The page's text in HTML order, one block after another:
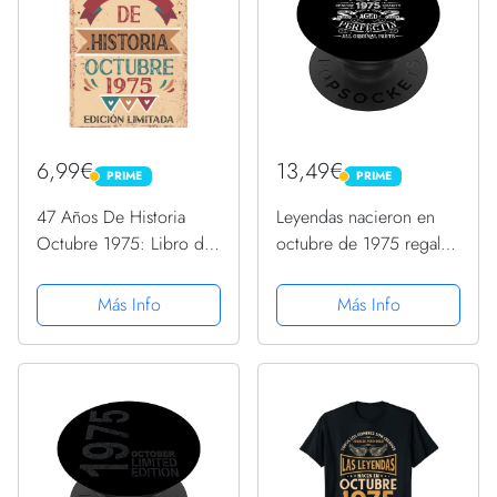
6,99€ PRIME
PRIME
47 Años De Historia
Octubre 1975: Libro de
páginas de
felicitaciones, idea de
regalo, regalo Para la
Más Info
13,49€ PRIME
PRIME
Leyendas nacieron en
octubre de 1975 regalo
PopSockets PopGrip
Intercambiable
Más Info